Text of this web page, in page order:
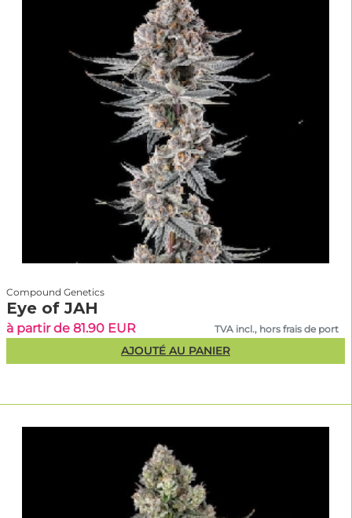
Compound Genetics
Eye of JAH
à partir de 81.90 EUR TVA incl., hors frais de port
AJOUTÉ AU PANIER